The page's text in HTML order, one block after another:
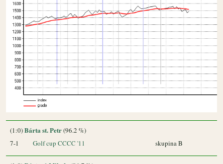
(1:0)Bárta st. Petr(96.2 %)
7-1
Golf cup CCCC '11 skupina B